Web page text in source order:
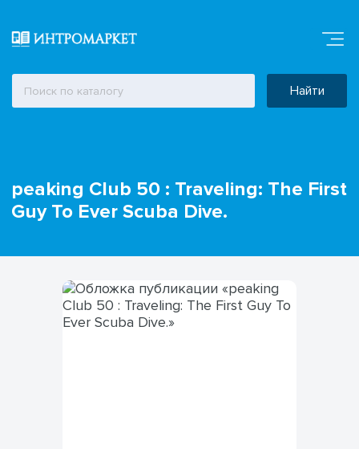
Найти
peaking Club 50 : Traveling: The First
Guy To Ever Scuba Dive.